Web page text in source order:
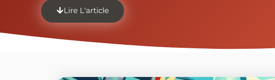
Lire L'article